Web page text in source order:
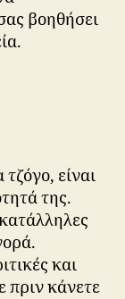
βοηθήσει
είναι
της.
και
πριν κάνετε